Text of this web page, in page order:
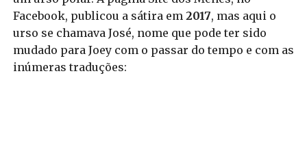
Facebook, publicou a sátira em 2017, mas aqui o
urso se chamava José, nome que pode ter sido
mudado para Joey com o passar do tempo e com as
inúmeras traduções: